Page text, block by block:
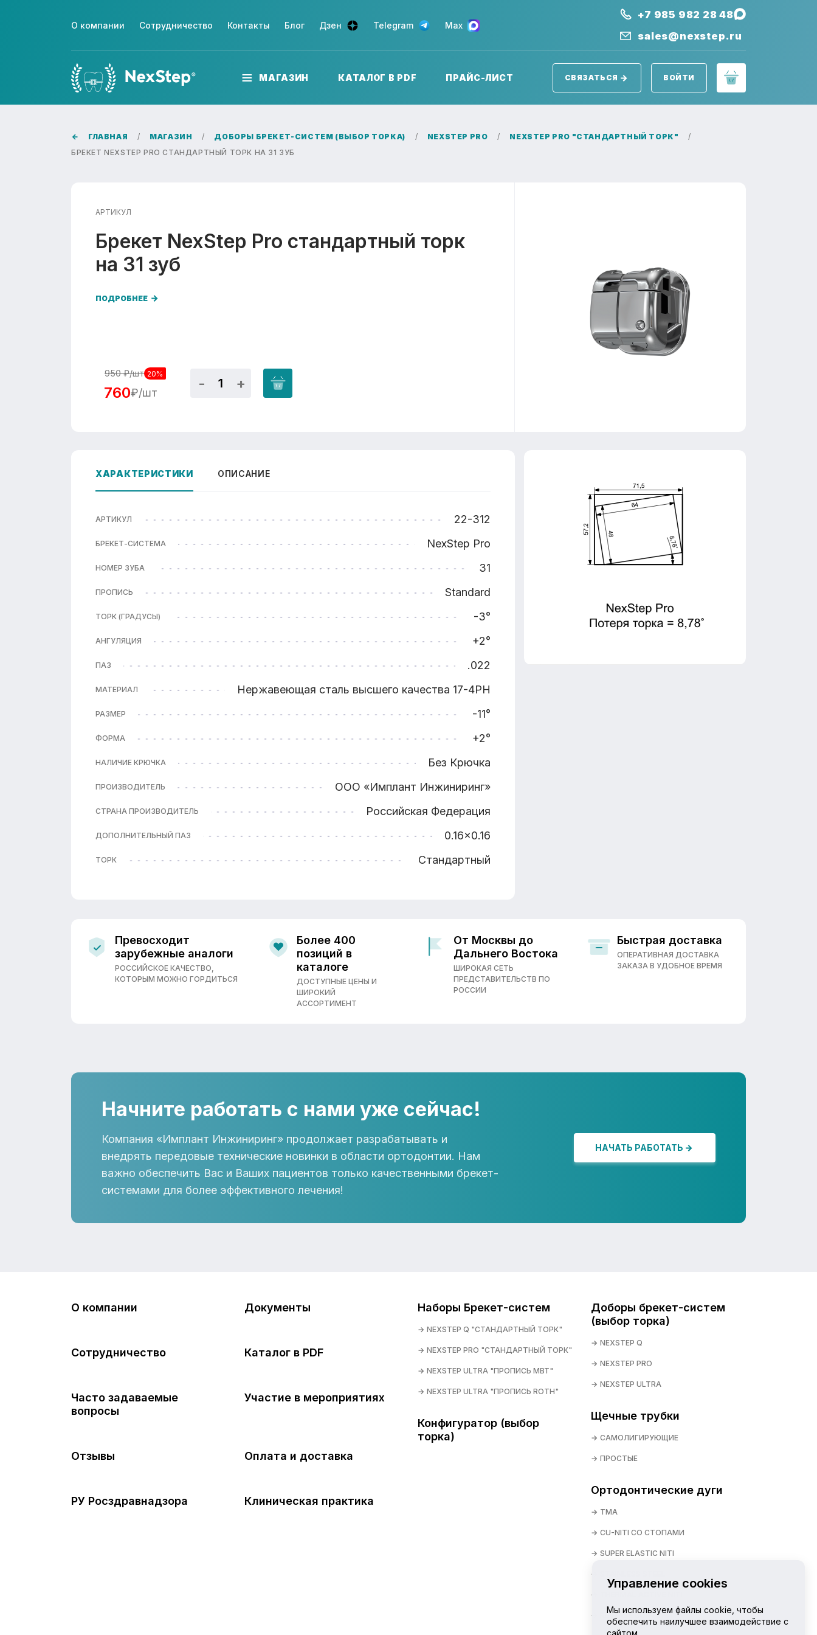
О компании Сотрудничество Контакты Блог Дзен Telegram Max
+7 985 982 28 48
sales@nexstep.ru
МАГАЗИН КАТАЛОГ В PDF ПРАЙС-ЛИСТ СВЯЗАТЬСЯ ВОЙТИ
ГЛАВНАЯ МАГАЗИН ДОБОРЫ БРЕКЕТ-СИСТЕМ (ВЫБОР ТОРКА) NEXSTEP PRO
NEXSTEP PRO "СТАНДАРТНЫЙ ТОРК"
БРЕКЕТ NEXSTEP PRO СТАНДАРТНЫЙ ТОРК НА 31 ЗУБ
АРТИКУЛ
Брекет NexStep Pro стандартный торк
на 31 зуб
ПОДРОБНЕЕ
950 ₽/шт 20%
760₽/шт
ХАРАКТЕРИСТИКИ ОПИСАНИЕ
АРТИКУЛ 22-312
БРЕКЕТ-СИСТЕМА NexStep Pro
НОМЕР ЗУБА 31
ПРОПИСЬ Standard
ТОРК (ГРАДУСЫ) -3°
АНГУЛЯЦИЯ +2°
ПАЗ .022
МАТЕРИАЛ Нержавеющая сталь высшего качества 17-4PH
РАЗМЕР -11°
ФОРМА +2°
НАЛИЧИЕ КРЮЧКА Без Крючка
ПРОИЗВОДИТЕЛЬ ООО «Имплант Инжиниринг»
СТРАНА ПРОИЗВОДИТЕЛЬ Российская Федерация
ДОПОЛНИТЕЛЬНЫЙ ПАЗ 0.16x0.16
ТОРК Стандартный
Превосходит
зарубежные аналоги
РОССИЙСКОЕ КАЧЕСТВО,
КОТОРЫМ МОЖНО ГОРДИТЬСЯ
Более 400
позиций в
каталоге
ДОСТУПНЫЕ ЦЕНЫ И
ШИРОКИЙ
АССОРТИМЕНТ
От Москвы до
Дальнего Востока
ШИРОКАЯ СЕТЬ
ПРЕДСТАВИТЕЛЬСТВ ПО
РОССИИ
Быстрая доставка
ОПЕРАТИВНАЯ ДОСТАВКА
ЗАКАЗА В УДОБНОЕ ВРЕМЯ
Начните работать с нами уже сейчас!
Компания «Имплант Инжиниринг» продолжает разрабатывать и
внедрять передовые технические новинки в области ортодонтии. Нам
важно обеспечить Вас и Ваших пациентов только качественными брекет-
системами для более эффективного лечения!
НАЧАТЬ РАБОТАТЬ
О компании Документы
Сотрудничество Каталог в PDF
Часто задаваемые
вопросы
Участие в мероприятиях
Отзывы Оплата и доставка
РУ Росздравнадзора Клиническая практика
Наборы Брекет-систем
NEXSTEP Q "СТАНДАРТНЫЙ ТОРК"
NEXSTEP PRO "СТАНДАРТНЫЙ ТОРК"
NEXSTEP ULTRA "ПРОПИСЬ MBT"
NEXSTEP ULTRA "ПРОПИСЬ ROTH"
Конфигуратор (выбор
торка)
Доборы брекет-систем
(выбор торка)
NEXSTEP Q
NEXSTEP PRO
NEXSTEP ULTRA
Щечные трубки
САМОЛИГИРУЮЩИЕ
ПРОСТЫЕ
Ортодонтические дуги
TMA
CU-NITI СО СТОПАМИ
SUPER ELASTIC NITI
REVERSE CURVE NITI
Управление cookies
Мы используем файлы cookie, чтобы
обеспечить наилучшее взаимодействие с
сайтом.